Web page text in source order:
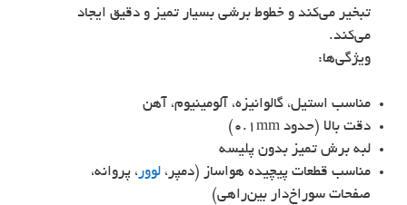
تبخیر می‌کند و خطوط برشی بسیار تمیز و دقیق ایجاد
می‌کند.
ویژگی‌ها:
مناسب استیل، گالوانیزه، آلومینیوم، آهن
دقت بالا (حدود 0.1mm)
لبه برش تمیز بدون پلیسه
مناسب قطعات پیچیده هواساز (دمپر، لوور ، پروانه،
صفحات سوراخ‌دار بین‌راهی)